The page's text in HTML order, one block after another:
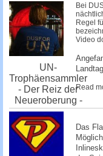
UN-
Trophäensammler
- Der Reiz der
Neueroberung -
Bei
Regel
Video
Read
Das